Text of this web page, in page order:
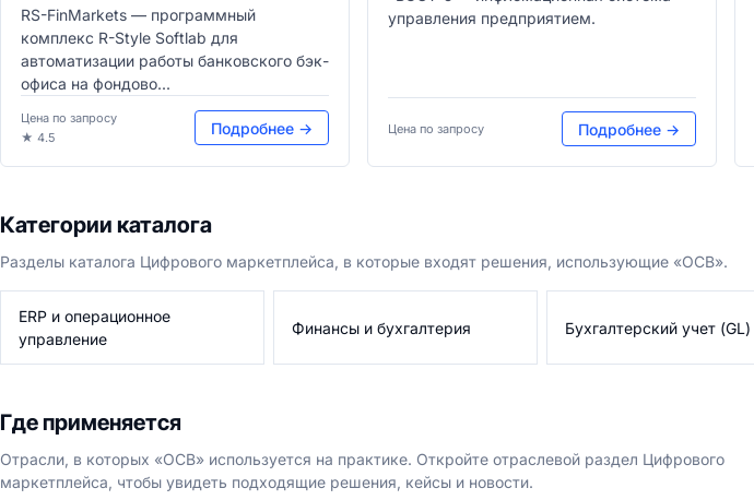
RS-FinMarkets — программный
комплекс R-Style Softlab для
автоматизации работы банковского бэк-
офиса на фондово...
Цена по запросу
★ 4.5
Подробнее →
управления предприятием.
Цена по запросу Подробнее →
Категории каталога
Разделы каталога Цифрового маркетплейса, в которые входят решения, использующие «ОСВ».
ERP и операционное
управление
Финансы и бухгалтерия Бухгалтерский учет (GL)
Где применяется
Отрасли, в которых «ОСВ» используется на практике. Откройте отраслевой раздел Цифрового
маркетплейса, чтобы увидеть подходящие решения, кейсы и новости.